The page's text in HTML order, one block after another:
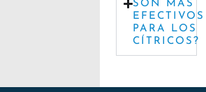
SON MÁS
EFECTIVOS
PARA LOS
CÍTRICOS?